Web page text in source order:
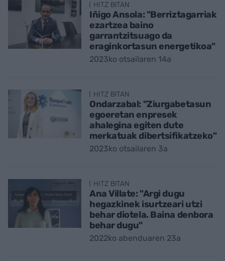
HITZ BITAN
Iñigo Ansola: "Berriztagarriak
ezartzea baino
garrantzitsuago da
eraginkortasun energetikoa"
2023ko otsailaren 14a
HITZ BITAN
Ondarzabal: "Ziurgabetasun
egoeretan enpresek
ahalegina egiten dute
merkatuak dibertsifikatzeko"
2023ko otsailaren 3a
HITZ BITAN
Ana Villate: "Argi dugu
hegazkinek isurtzeari utzi
behar diotela. Baina denbora
behar dugu"
2022ko abenduaren 23a